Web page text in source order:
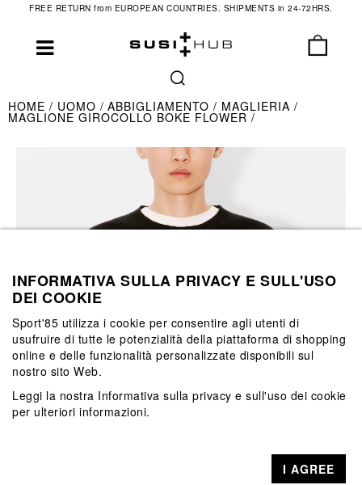
FREE RETURN from EUROPEAN COUNTRIES. SHIPMENTS in 24-72HRS.
HOME UOMO ABBIGLIAMENTO MAGLIERIA
MAGLIONE GIROCOLLO BOKE FLOWER
INFORMATIVA SULLA PRIVACY E SULL'USO
DEI COOKIE
Sport'85 utilizza i cookie per consentire agli utenti di
usufruire di tutte le potenzialità della piattaforma di shopping
online e delle funzionalità personalizzate disponibili sul
nostro sito Web.
Leggi la nostra Informativa sulla privacy e sull'uso dei cookie
per ulteriori informazioni.
I AGREE